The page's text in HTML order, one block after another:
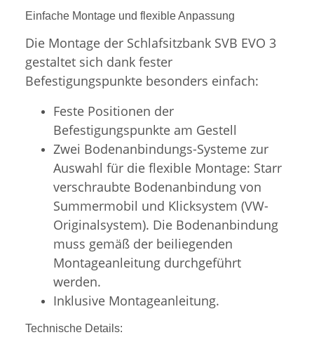
Einfache Montage und flexible Anpassung
Die Montage der Schlafsitzbank SVB EVO 3
gestaltet sich dank fester
Befestigungspunkte besonders einfach:
Feste Positionen der
Befestigungspunkte am Gestell
Zwei Bodenanbindungs-Systeme zur
Auswahl für die flexible Montage: Starr
verschraubte Bodenanbindung von
Summermobil und Klicksystem (VW-
Originalsystem). Die Bodenanbindung
muss gemäß der beiliegenden
Montageanleitung durchgeführt
werden.
Inklusive Montageanleitung.
Technische Details: